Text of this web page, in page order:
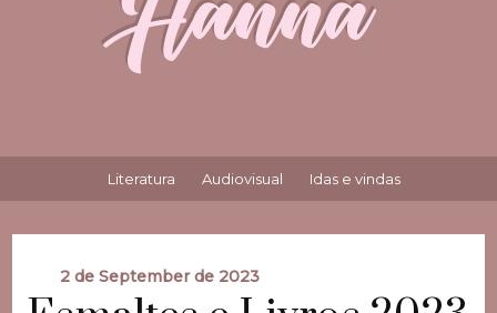
Literatura Audiovisual Idas e vindas
2 de September de 2023